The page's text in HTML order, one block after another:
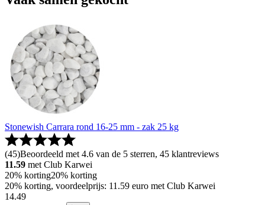
Stonewish Carrara rond 16-25 mm - zak 25 kg
(45)Beoordeeld met 4.6 van de 5 sterren, 45 klantreviews
11.59 met Club Karwei
20% korting20% korting
20% korting, voordeelprijs: 11.59 euro met Club Karwei
14.49